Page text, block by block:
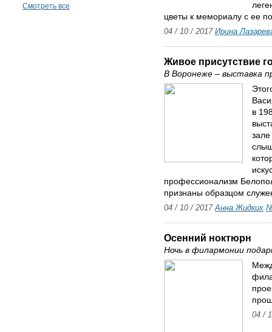
цветы к мемориалу с ее
04 / 10 / 2017 Ирина
Живое присутствие
В Воронеже – выставка
в
профессионализм
признаны образцом
04 / 10 / 2017Анна Жидких
Осенний ноктюрн
Ночь в филармонии
04 /
Смотреть все